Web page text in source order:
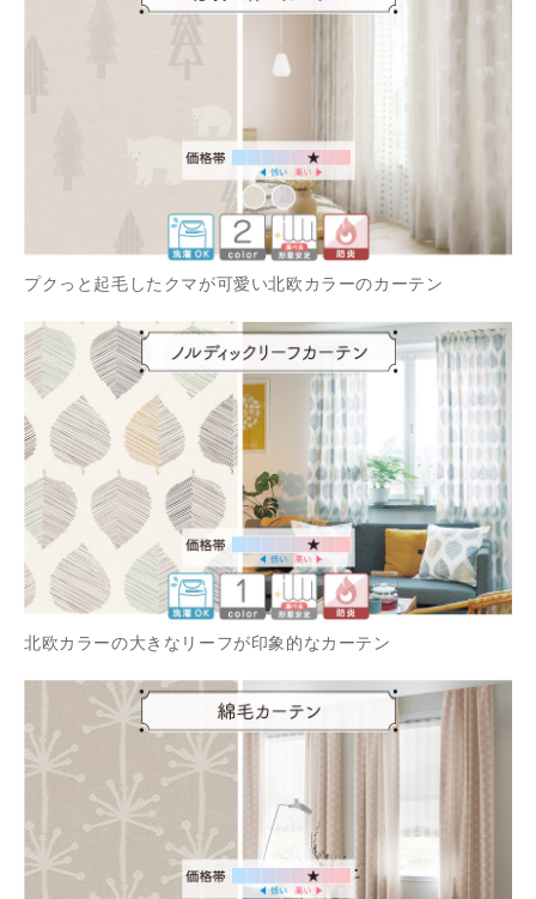
プクっと起毛したクマが可愛い北欧カラーのカーテン
北欧カラーの大きなリーフが印象的なカーテン